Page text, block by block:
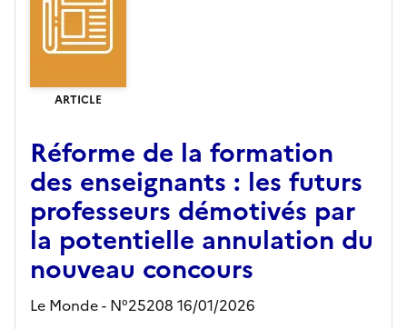
ARTICLE
Réforme de la formation
des enseignants : les futurs
professeurs démotivés par
la potentielle annulation du
nouveau concours
Le Monde - N°25208 16/01/2026